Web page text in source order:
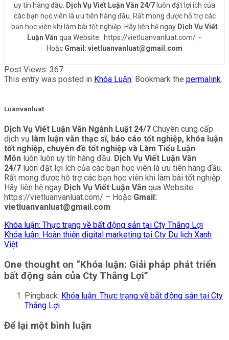
uy tín hàng đầu.
Dịch Vụ Viết Luận Văn 24/7 luôn đặt lợi ích của
các bạn học viên là ưu tiên hàng đầu. Rất mong được hỗ trợ các
bạn học viên khi làm bài tốt nghiệp. Hãy liên hệ ngay Dịch Vụ Viết
Luận Văn qua Website: https://vietluanvanluat.com/ –
Hoặc Gmail: vietluanvanluat@gmail.com
Post Views: 367
This entry was posted in Khóa Luận. Bookmark the permalink.
Luanvanluat
Dịch Vụ Viết Luận Văn Ngành Luật 24/7 Chuyên cung cấp
dịch vụ làm luận văn thạc sĩ, báo cáo tốt nghiệp, khóa luận
tốt nghiệp, chuyên đề tốt nghiệp và Làm Tiểu Luận
Môn luôn luôn uy tín hàng đầu. Dịch Vụ Viết Luận Văn
24/7 luôn đặt lợi ích của các bạn học viên là ưu tiên hàng đầu.
Rất mong được hỗ trợ các bạn học viên khi làm bài tốt nghiệp.
Hãy liên hệ ngay Dịch Vụ Viết Luận Văn qua Website:
https://vietluanvanluat.com/ – Hoặc Gmail:
vietluanvanluat@gmail.com
Khóa luận: Thực trạng về bất động sản tại Cty Thắng Lợi
Khóa luận: Hoàn thiện digital marketing tại Cty Du lịch Xanh
Việt
One thought on “Khóa luận: Giải pháp phát triển
bất động sản của Cty Thắng Lợi”
Pingback: Khóa luận: Thực trạng về bất động sản tại Cty
Thắng Lợi
Để lại một bình luận